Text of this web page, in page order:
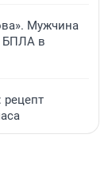
Мужчина
БПЛА в